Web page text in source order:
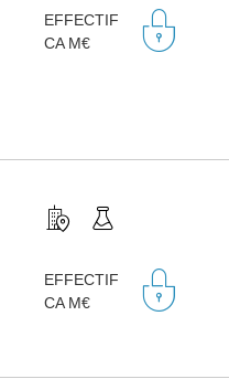
EFFECTIF
CA M€
EFFECTIF
CA M€